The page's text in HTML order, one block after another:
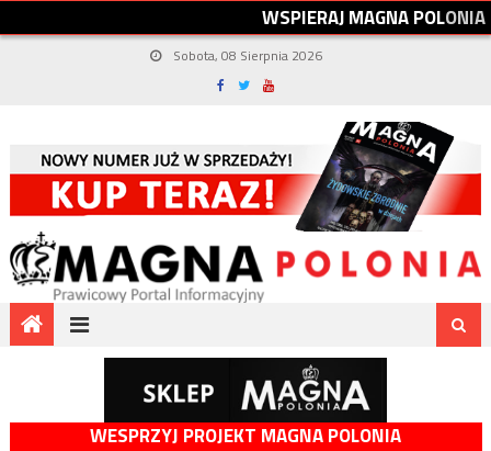
WSPIERAJMAGNAPOLONIA
Sobota, 08 Sierpnia 2026
WESPRZYJ PROJEKT MAGNA POLONIA